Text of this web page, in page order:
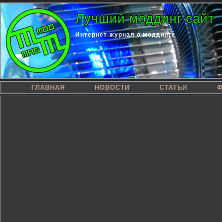
Лучший моддинг сайт
Интернет-журнал о моддинге
ГЛАВНАЯ НОВОСТИ СТАТЬИ